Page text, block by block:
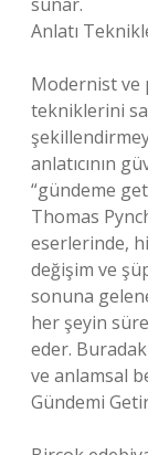
Anlatı
Modernist ve
tekniklerini
anlatıcının
“gündeme
Thomas
eserlerinde,
değişim ve
sonuna
her şeyin
eder.
ve anlamsal
Gündemi